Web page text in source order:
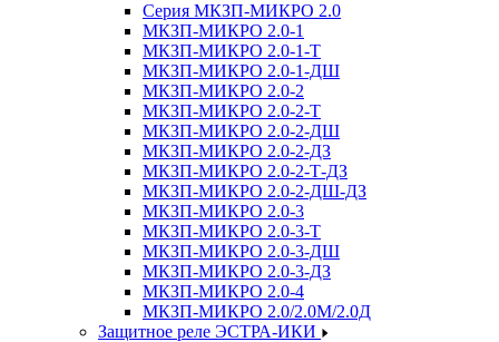
Серия МКЗП-МИКРО 2.0
МКЗП-МИКРО 2.0-1
МКЗП-МИКРО 2.0-1-Т
МКЗП-МИКРО 2.0-1-ДШ
МКЗП-МИКРО 2.0-2
МКЗП-МИКРО 2.0-2-Т
МКЗП-МИКРО 2.0-2-ДШ
МКЗП-МИКРО 2.0-2-ДЗ
МКЗП-МИКРО 2.0-2-Т-ДЗ
МКЗП-МИКРО 2.0-2-ДШ-ДЗ
МКЗП-МИКРО 2.0-3
МКЗП-МИКРО 2.0-3-Т
МКЗП-МИКРО 2.0-3-ДШ
МКЗП-МИКРО 2.0-3-ДЗ
МКЗП-МИКРО 2.0-4
МКЗП-МИКРО 2.0/2.0М/2.0Д
Защитное реле ЭСТРА-ИКИ